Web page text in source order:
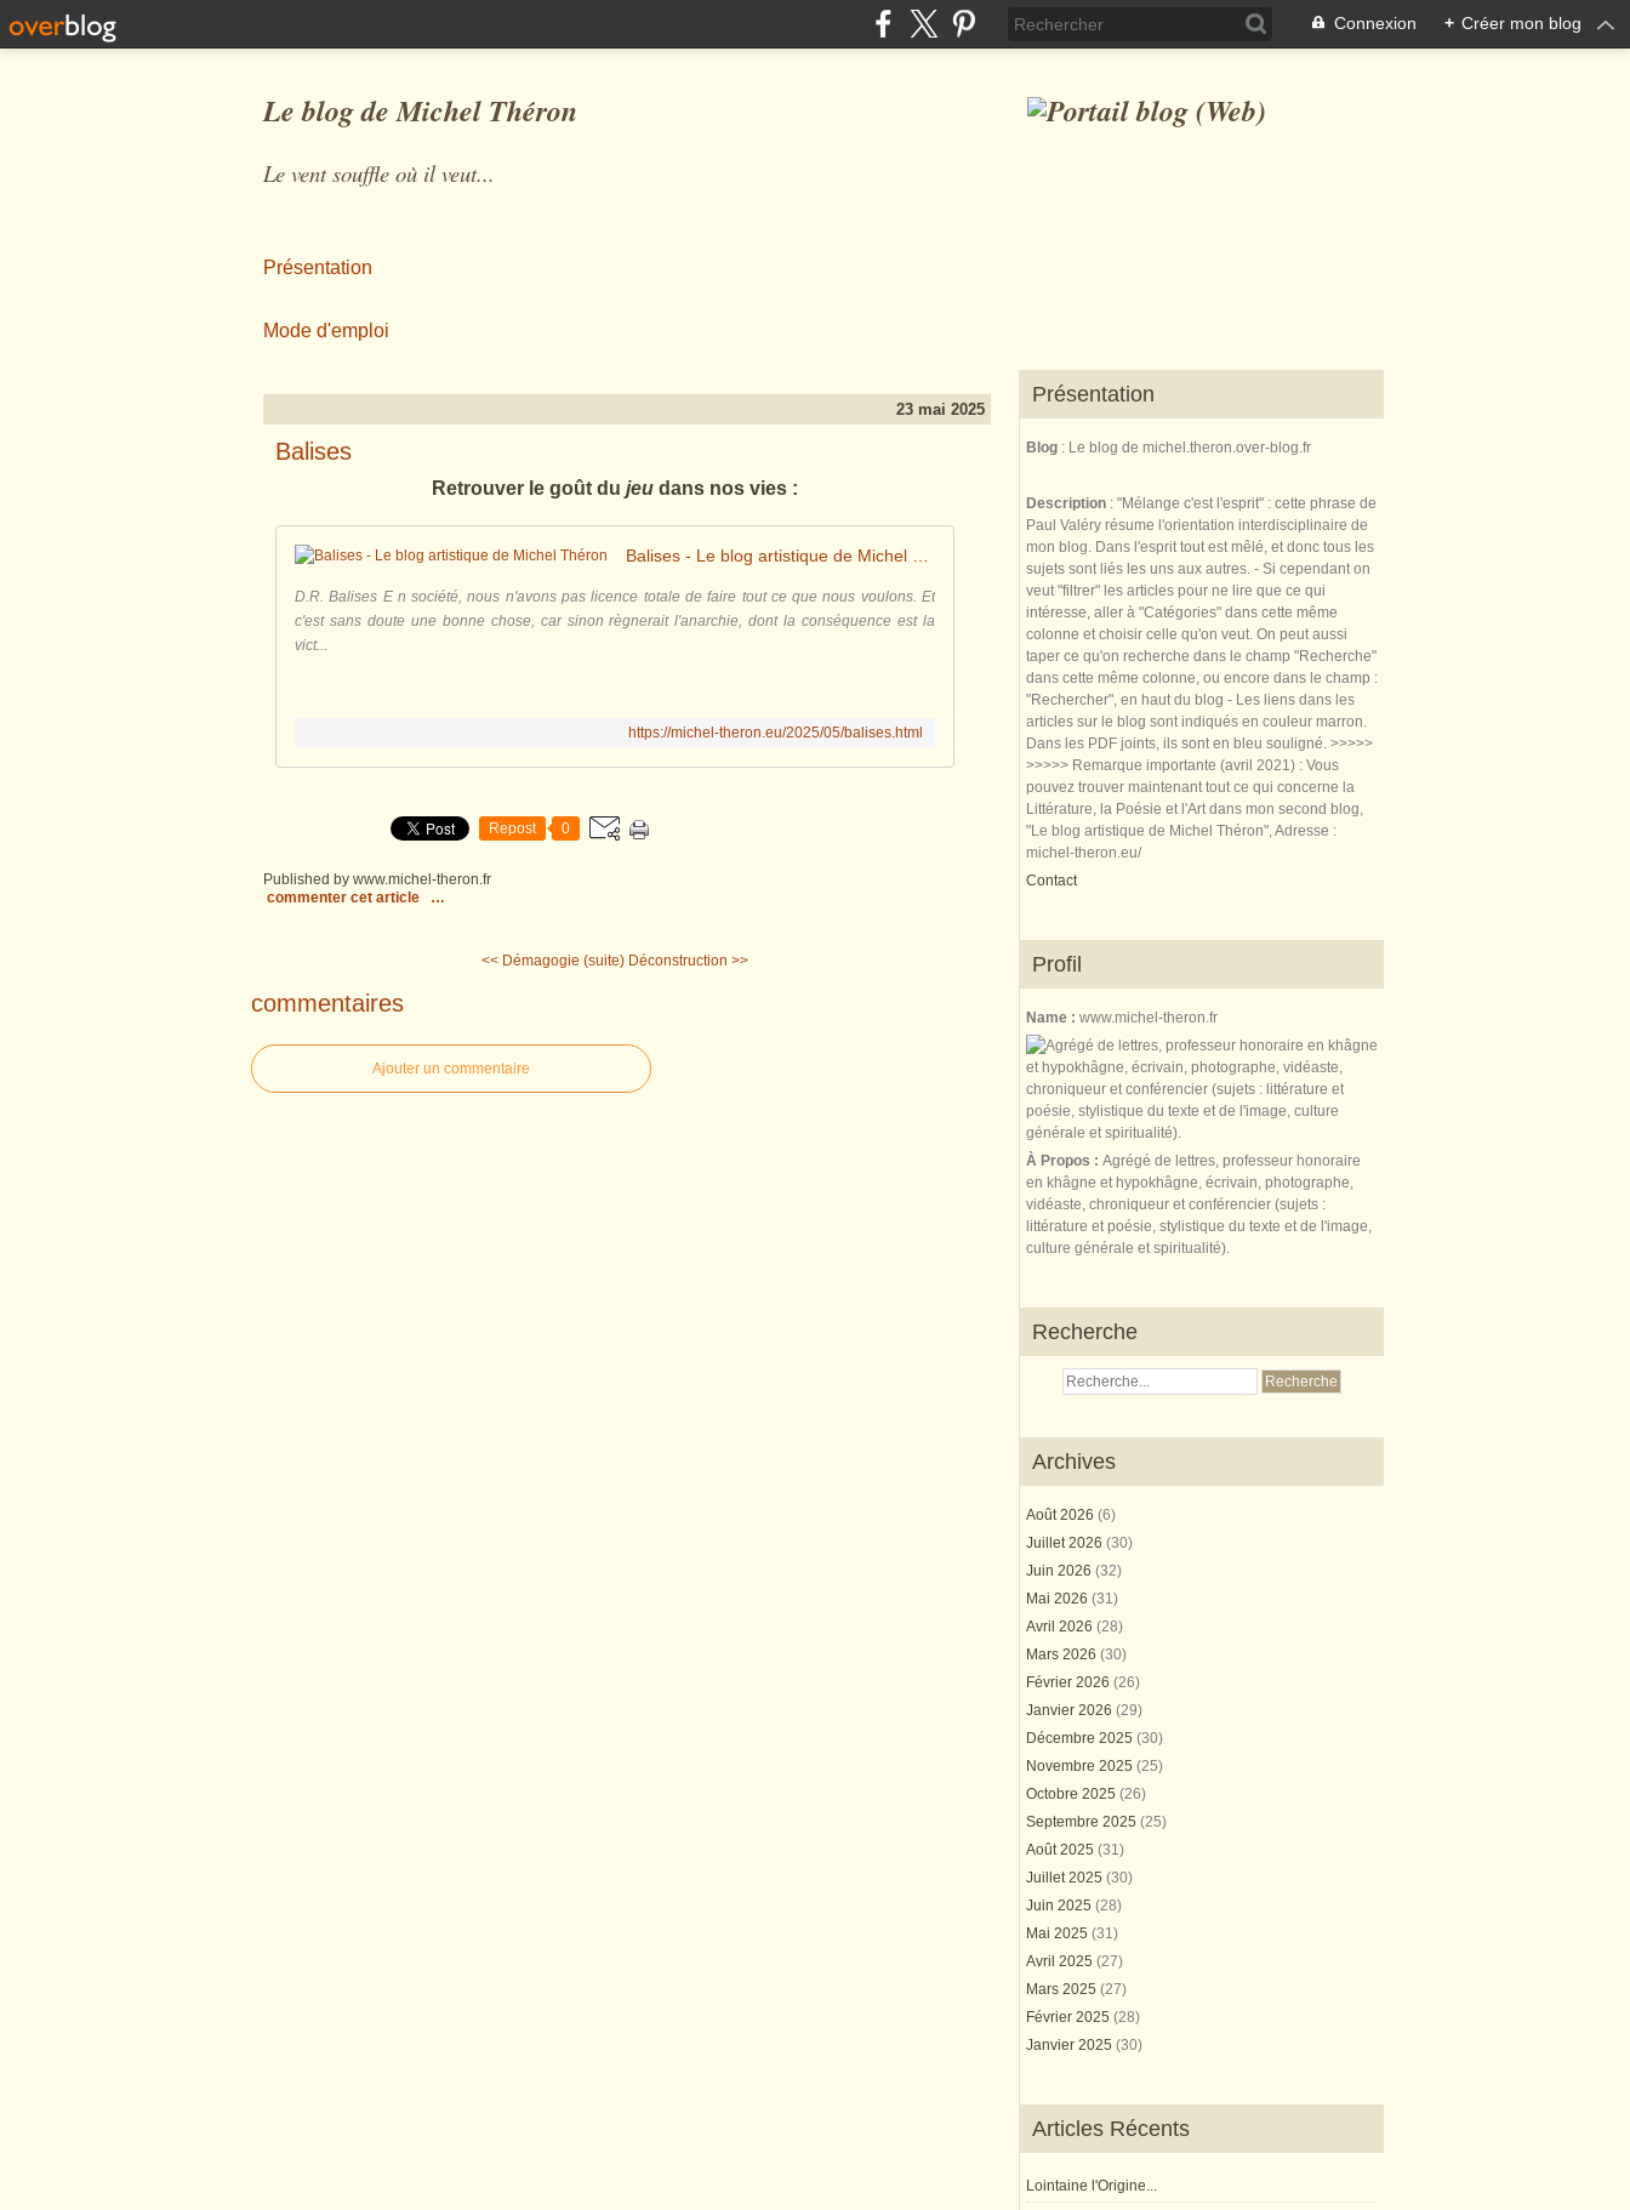
Connexion + Créer mon blog
Le blog de Michel Théron
Le vent souffle où il veut...
Présentation
Mode d'emploi
23 mai 2025
Balises
Retrouver le goût du jeu dans nos vies :
D.R. Balises E n société, nous n'avons pas licence totale de faire tout ce que nous voulons. Et
c'est sans doute une bonne chose, car sinon règnerait l'anarchie, dont la conséquence est la
vict...
https://michel-theron.eu/2025/05/balises.html
Repost 0
Published by www.michel-theron.fr
commenter cet article
…
<< Démagogie (suite) Déconstruction >>
commentaires
Ajouter un commentaire
Présentation
Blog : Le blog de michel.theron.over-blog.fr
Description : "Mélange c'est l'esprit" : cette phrase de
Paul Valéry résume l'orientation interdisciplinaire de
mon blog. Dans l'esprit tout est mêlé, et donc tous les
sujets sont liés les uns aux autres. - Si cependant on
veut "filtrer" les articles pour ne lire que ce qui
intéresse, aller à "Catégories" dans cette même
colonne et choisir celle qu'on veut. On peut aussi
taper ce qu'on recherche dans le champ "Recherche"
dans cette même colonne, ou encore dans le champ :
"Rechercher", en haut du blog - Les liens dans les
articles sur le blog sont indiqués en couleur marron.
Dans les PDF joints, ils sont en bleu souligné. >>>>>
>>>>> Remarque importante (avril 2021) : Vous
pouvez trouver maintenant tout ce qui concerne la
Littérature, la Poésie et l'Art dans mon second blog,
"Le blog artistique de Michel Théron", Adresse :
michel-theron.eu/
Contact
Profil
Name : www.michel-theron.fr
À Propos : Agrégé de lettres, professeur honoraire
en khâgne et hypokhâgne, écrivain, photographe,
vidéaste, chroniqueur et conférencier (sujets :
littérature et poésie, stylistique du texte et de l'image,
culture générale et spiritualité).
Recherche
Archives
Août 2026 (6)
Juillet 2026 (30)
Juin 2026 (32)
Mai 2026 (31)
Avril 2026 (28)
Mars 2026 (30)
Février 2026 (26)
Janvier 2026 (29)
Décembre 2025 (30)
Novembre 2025 (25)
Octobre 2025 (26)
Septembre 2025 (25)
Août 2025 (31)
Juillet 2025 (30)
Juin 2025 (28)
Mai 2025 (31)
Avril 2025 (27)
Mars 2025 (27)
Février 2025 (28)
Janvier 2025 (30)
Articles Récents
Lointaine l'Origine...